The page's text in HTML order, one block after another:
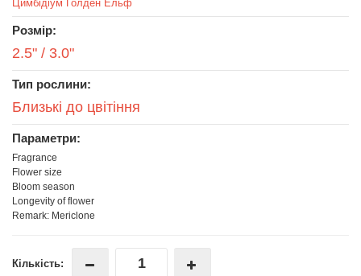
Цимбідіум Голден Ельф
Розмір:
2.5" / 3.0"
Тип рослини:
Близькі до цвітіння
Параметри:
Fragrance
Flower size
Bloom season
Longevity of flower
Remark: Mericlone
Кількість: